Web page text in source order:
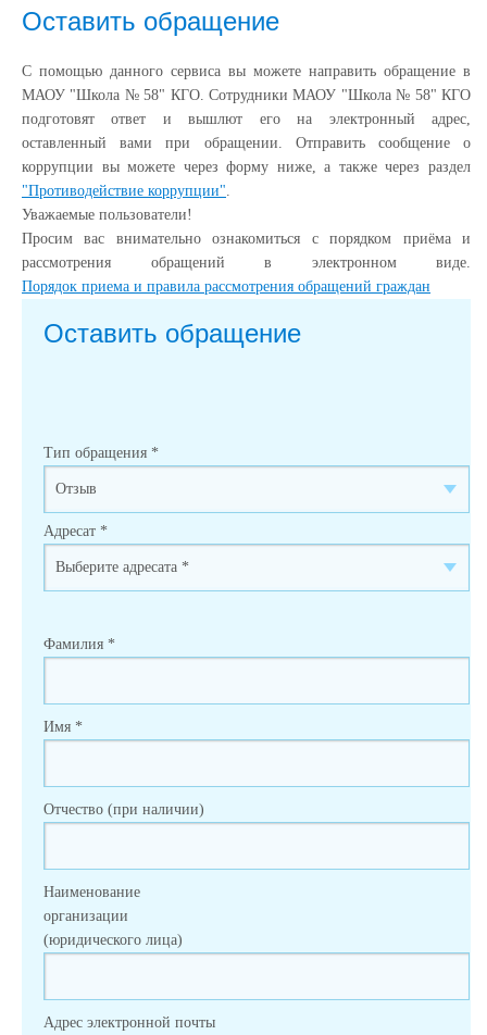
Оставить обращение
С помощью данного сервиса вы можете направить обращение в
МАОУ "Школа № 58" КГО. Сотрудники МАОУ "Школа № 58" КГО
подготовят ответ и вышлют его на электронный адрес,
оставленный вами при обращении. Отправить сообщение о
коррупции вы можете через форму ниже, а также через раздел
"Противодействие коррупции".
Уважаемые пользователи!
Просим вас внимательно ознакомиться с порядком приёма и
рассмотрения обращений в электронном виде.
Порядок приема и правила рассмотрения обращений граждан
Оставить обращение
Тип обращения *
Адресат *
Фамилия *
Имя *
Отчество (при наличии)
Наименование
организации
(юридического лица)
Адрес электронной почты